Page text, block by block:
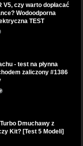
V5, czy warto dopłacać
Wodoodporna
TEST
- test na płynna
zaliczony #1386
Dmuchawy z
Kit? [Test 5 Modeli]